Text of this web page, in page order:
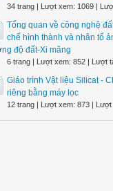
34 trang | Lượt xem: 1069 |
Tổng quan về công nghệ
chế hình thành và nhân tố
độ đất-Xi măng
6 trang | Lượt xem: 852 | Lượt
Giáo trình Vật liệu Silicat -
riêng bằng máy lọc
12 trang | Lượt xem: 873 | Lượt